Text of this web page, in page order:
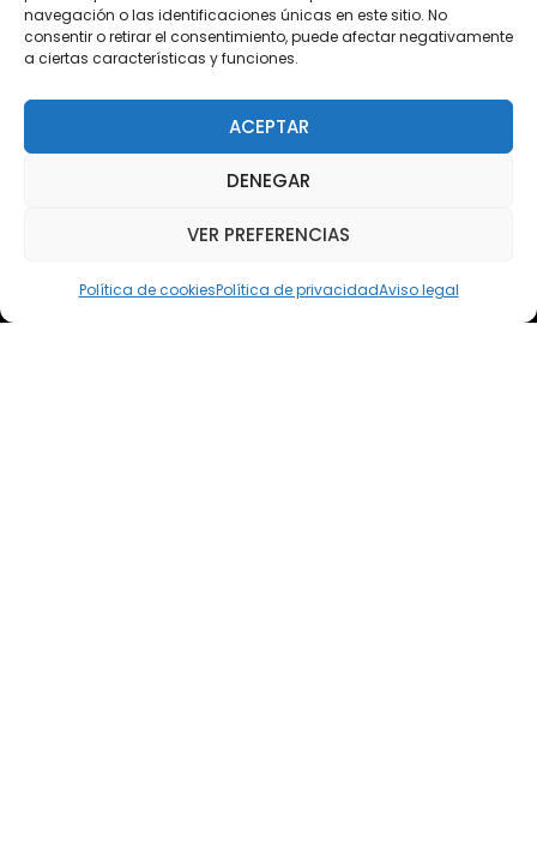
navegación o las identificaciones únicas en este sitio. No
consentir o retirar el consentimiento, puede afectar negativamente
a ciertas características y funciones.
ACEPTAR
DENEGAR
VER PREFERENCIAS
Política de cookiesPolítica de privacidadAviso legal
Teléfono: (+34) 958 455 085
Teléfono: (+34) 618 370 813